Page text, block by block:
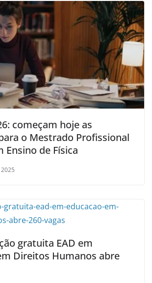
começam hoje as
o Mestrado Profissional
Ensino de Física
gratuita EAD em
Direitos Humanos abre